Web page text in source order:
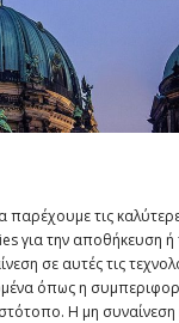
παρέχουμε τις
για την αποθήκευση
σε αυτές τις
όπως η
Η μη